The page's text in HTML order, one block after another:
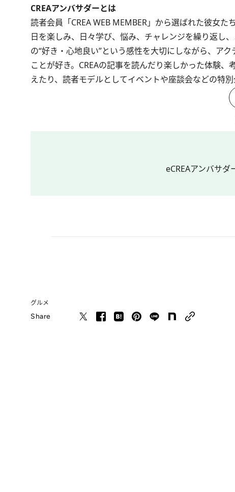
CREAアンバサダーとは
読者会員「CREA WEB MEMBER」から選ばれた彼女
日を楽しみ、日々学び、悩み、チャレンジを繰り返し
の“好き・心地良い”という感性を大切にしながら、ア
ことが好き。CREAの記事を読んだり楽しかった体験
えたり、読者モデルとしてイベントや座談会などの特別
eCREAアンバサ
グルメ
Share